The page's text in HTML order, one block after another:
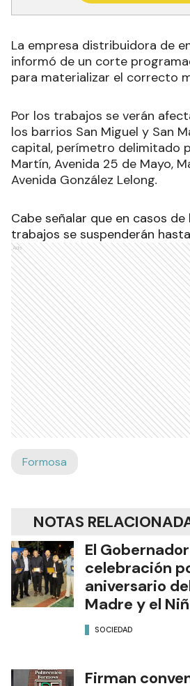
La empresa distribuidora de
informó de un corte
para materializar el correcto
Por los trabajos se verán
los barrios San Miguel y San
capital, perímetro delimitado
Martín, Avenida 25 de Mayo,
Avenida González Lelong.
Cabe señalar que en casos de
trabajos se suspenderán
Ads
Formosa
NOTAS
El
celebración
aniversario
Madre y el
SOCIEDAD
Firman